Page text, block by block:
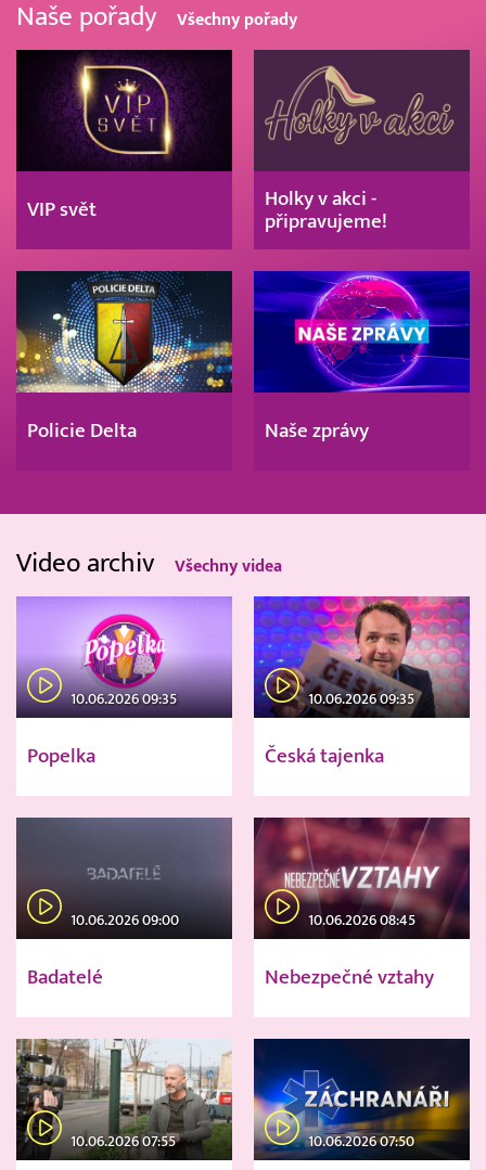
Naše pořady Všechny pořady
VIP svět
Holky v akci -
připravujeme!
Policie Delta Naše zprávy
Video archiv Všechny videa
10.06.2026 09:35
Popelka
10.06.2026 09:35
Česká tajenka
10.06.2026 09:00
Badatelé
10.06.2026 08:45
Nebezpečné vztahy
10.06.2026 07:55 10.06.2026 07:50